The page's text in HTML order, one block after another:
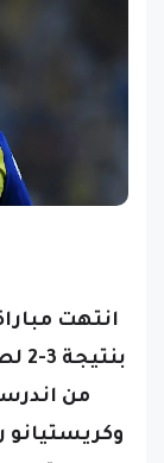
من
وكريستيانو